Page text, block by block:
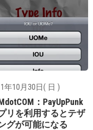
年10月30日( 日 )
：PayUpPunk
リを利用するとテザ
グが可能になる